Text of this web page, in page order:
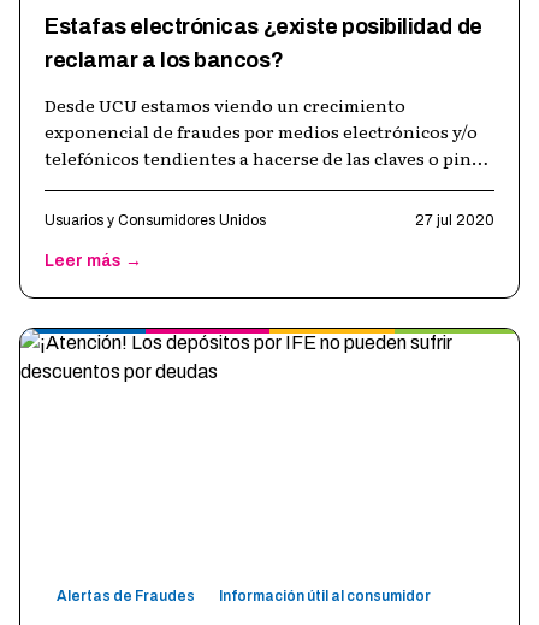
Estafas electrónicas ¿existe posibilidad de
reclamar a los bancos?
Desde UCU estamos viendo un crecimiento
exponencial de fraudes por medios electrónicos y/o
telefónicos tendientes a hacerse de las claves o pines
Usuarios y Consumidores Unidos 27 jul 2020
Leer más →
Alertas de Fraudes Información útil al consumidor